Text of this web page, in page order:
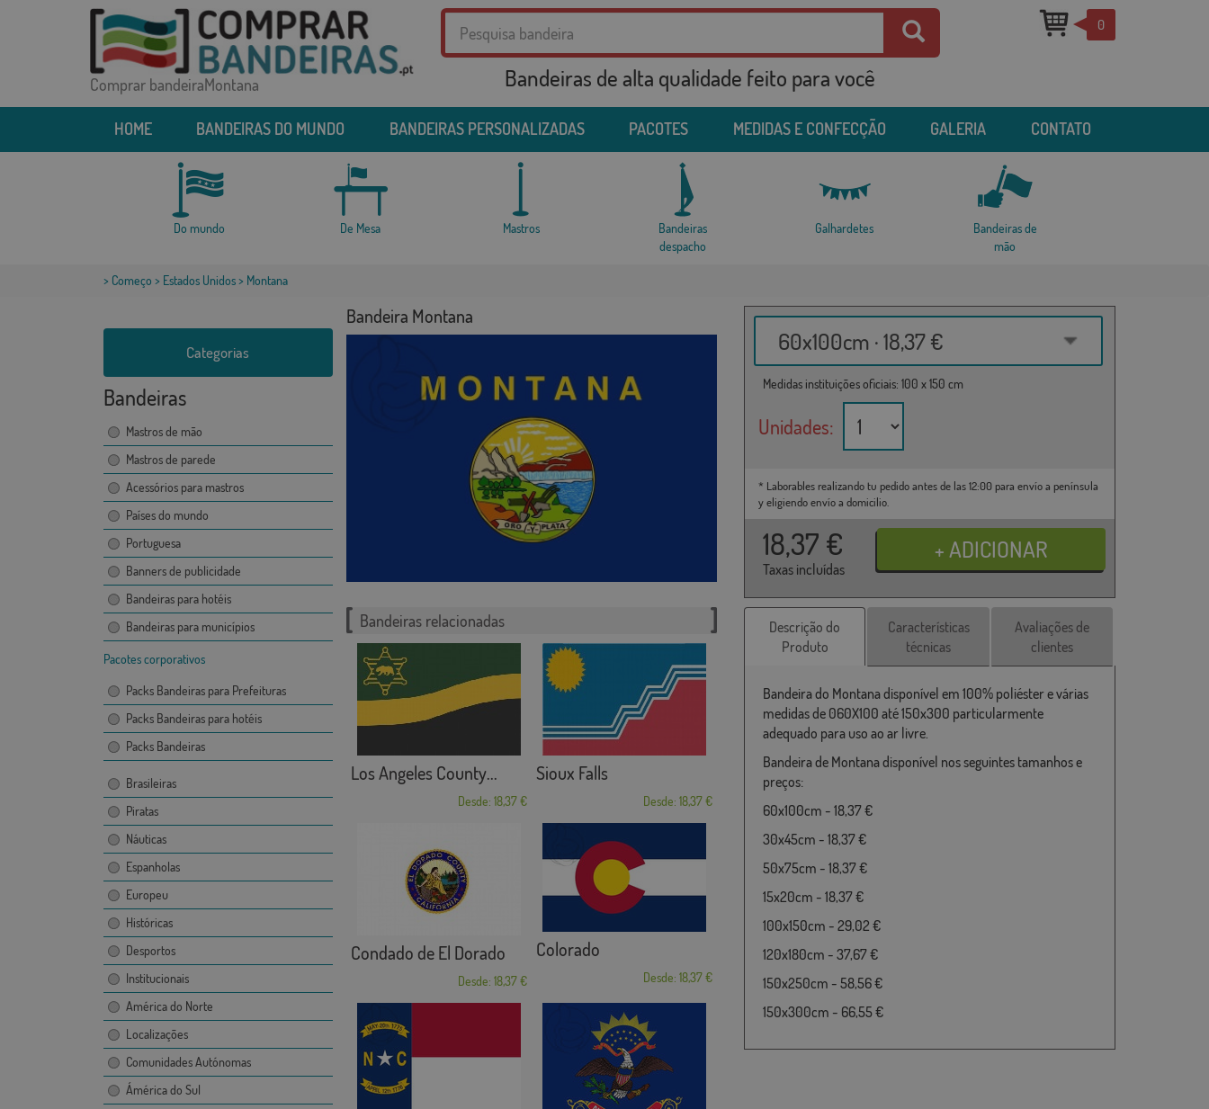
Comprar bandeiraMontana Bandeiras de alta qualidade feito para você
0
HOME BANDEIRAS DO MUNDO BANDEIRAS PERSONALIZADAS PACOTES MEDIDAS E CONFECÇÃO GALERIA CONTATO
Do mundo De Mesa Mastros
Bandeiras
despacho
Galhardetes
Bandeiras de
mão
> Começo > Estados Unidos> Montana
Categorias
Bandeiras
Mastros de mão
Mastros de parede
Acessórios para mastros
Países do mundo
Portuguesa
Banners de publicidade
Bandeiras para hotéis
Bandeiras para municípios
Pacotes corporativos
Packs Bandeiras para Prefeituras
Packs Bandeiras para hotéis
Packs Bandeiras
Brasileiras
Piratas
Náuticas
Espanholas
Europeu
Históricas
Desportos
Institucionais
América do Norte
Localizações
Comunidades Autónomas
Ámérica do Sul
Bandeira Montana
60x100cm · 18,37 €
Medidas instituições oficiais: 100 x 150 cm
Unidades:
* Laborables realizando tu pedido antes de las 12:00 para envío a península
y eligiendo envío a domicilio.
18,37 €
Taxas incluídas
Bandeiras relacionadas
Los Angeles County...
Desde: 18,37 €
Sioux Falls
Desde: 18,37 €
Condado de El Dorado
Desde: 18,37 €
Colorado
Desde: 18,37 €
Descrição do
Produto
Características
técnicas
Avaliações de
clientes
Bandeira do Montana disponível em 100% poliéster e várias
medidas de 060X100 até 150x300 particularmente
adequado para uso ao ar livre.
Bandeira de Montana disponível nos seguintes tamanhos e
preços:
60x100cm - 18,37 €
30x45cm - 18,37 €
50x75cm - 18,37 €
15x20cm - 18,37 €
100x150cm - 29,02 €
120x180cm - 37,67 €
150x250cm - 58,56 €
150x300cm - 66,55 €